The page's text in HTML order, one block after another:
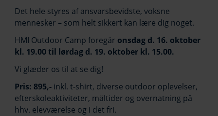
Det hele styres af ansvarsbevidste, voksne
mennesker – som helt sikkert kan lære dig noget.
HMI Outdoor Camp foregår onsdag d. 16. oktober
kl. 19.00 til lørdag d. 19. oktober kl. 15.00.
Vi glæder os til at se dig!
Pris: 895,- inkl. t-shirt, diverse outdoor oplevelser,
efterskoleaktiviteter, måltider og overnatning på
hhv. elevværelse og i det fri.